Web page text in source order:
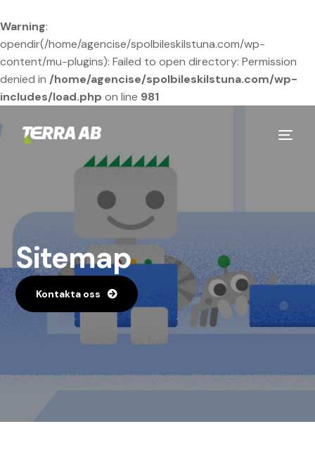
Warning:
opendir(/home/agencise/spolbileskilstuna.com/wp-
content/mu-plugins): Failed to open directory: Permission
denied in /home/agencise/spolbileskilstuna.com/wp-
includes/load.php on line 981
Sitemap
Kontakta oss